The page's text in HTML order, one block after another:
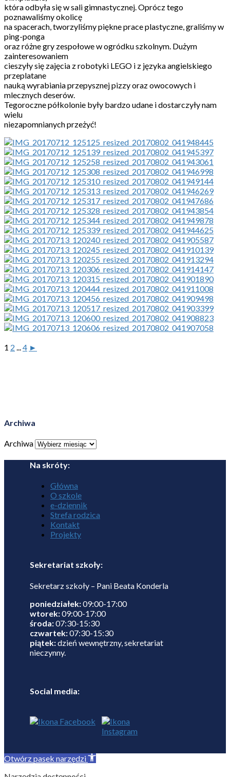
która odbyła się w sali gimnastycznej. Oprócz tego
poznawaliśmy okolicę
na spacerach, tworzyliśmy piękne prace plastyczne, graliśmy w
ping-ponga
oraz różne gry zespołowe w ogródku szkolnym. Dużym
zainteresowaniem
cieszyły się zajęcia z robotyki LEGO i z języka angielskiego
przeplatane
nauką wyrabiania przepysznej pizzy oraz owocowych i
mlecznych deserów.
Tegoroczne półkolonie były bardzo udane i dostarczyły nam
wielu
niezapomnianych przeżyć!
1 2 ...4 ►
Archiwa
Archiwa
Na skróty:
Główna
O szkole
e-dziennik
Strefa rodzica
Kontakt
Projekty
Sekretariat szkoły:
Sekretarz szkoły – Pani Beata Konderla
poniedziałek:09:00-17:00
wtorek:09:00-17:00
środa:07:30-15:30
czwartek:07:30-15:30
piątek:dzień wewnętrzny, sekretariat
nieczynny.
Social media:
Otwórz pasek narzędzi